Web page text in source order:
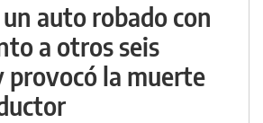
auto robado con
a otros seis
provocó la muerte